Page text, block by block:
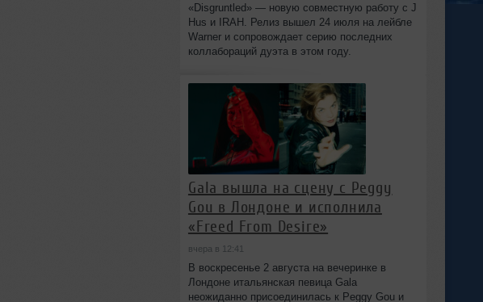
«Disgruntled» — новую совместную работу с J
Hus и IRAH. Релиз вышел 24 июля на лейбле
Warner и сопровождает серию последних
коллабораций дуэта в этом году.
Gala вышла на сцену с Peggy
Gou в Лондоне и исполнила
«Freed From Desire»
вчера в 12:41
В воскресенье 2 августа на вечеринке в
Лондоне итальянская певица Gala
неожиданно присоединилась к Peggy Gou и